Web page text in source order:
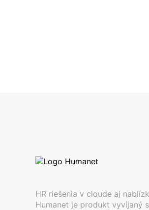
HR riešenia v cloude aj
Humanet je produkt vyvíjaný